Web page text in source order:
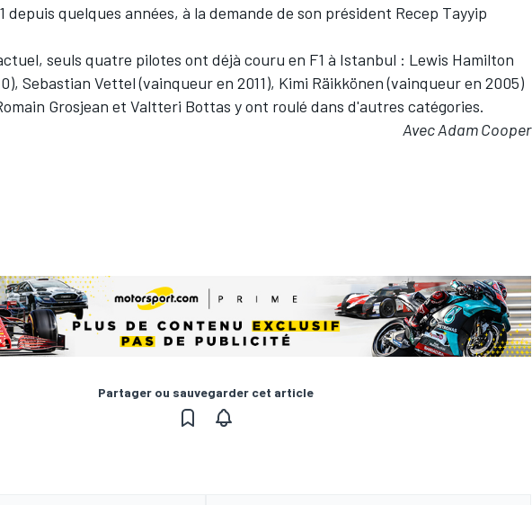
depuis quelques années, à la demande de son président Recep Tayyip
seuls quatre pilotes ont déjà couru en F1 à Istanbul : Lewis Hamilton
Sebastian Vettel (vainqueur en 2011), Kimi Räikkönen (vainqueur en 2005)
Grosjean et Valtteri Bottas y ont roulé dans d'autres catégories.
Avec Adam Cooper
Partager ou sauvegarder cet article